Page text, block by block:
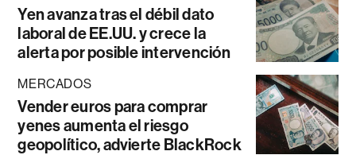
Yen avanza tras el débil dato
laboral de EE.UU. y crece la
alerta por posible intervención
MERCADOS
Vender euros para comprar
yenes aumenta el riesgo
geopolítico, advierte BlackRock